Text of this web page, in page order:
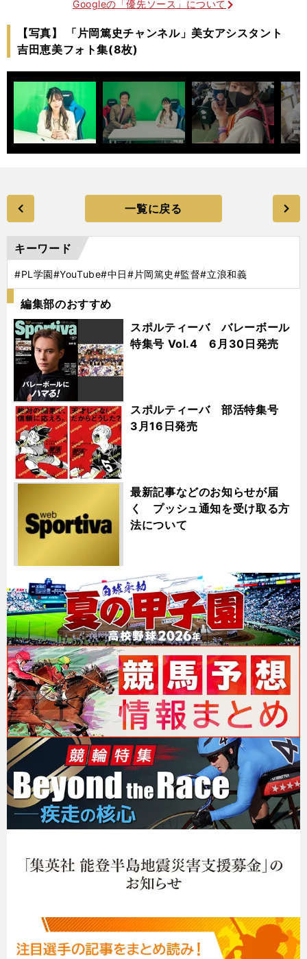
Googleの「優先ソース」について
【写真】 「片岡篤史チャンネル」美女アシスタント
吉田恵美フォト集(8枚)
一覧に戻る
キーワード
#PL学園#YouTube#中日#片岡篤史#監督#立浪和義
編集部のおすすめ
スポルティーバ バレーボール
特集号 Vol.4 6月30日発売
スポルティーバ 部活特集号
3月16日発売
最新記事などのお知らせが届
く プッシュ通知を受け取る方
法について